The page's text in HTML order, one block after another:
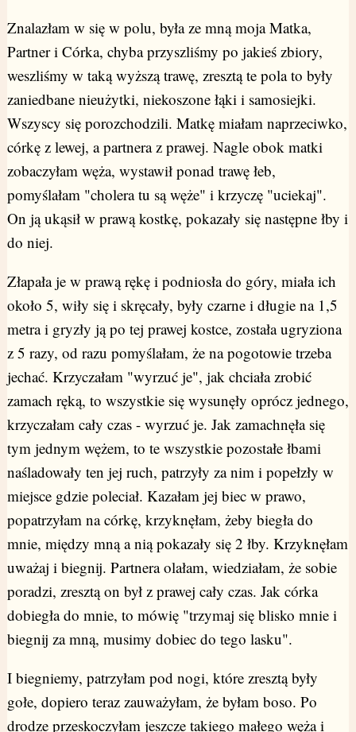
Znalazłam w się w polu, była ze mną moja Matka,
Partner i Córka, chyba przyszliśmy po jakieś zbiory,
weszliśmy w taką wyższą trawę, zresztą te pola to były
zaniedbane nieużytki, niekoszone łąki i samosiejki.
Wszyscy się porozchodzili. Matkę miałam naprzeciwko,
córkę z lewej, a partnera z prawej. Nagle obok matki
zobaczyłam węża, wystawił ponad trawę łeb,
pomyślałam "cholera tu są węże" i krzyczę "uciekaj".
On ją ukąsił w prawą kostkę, pokazały się następne łby i
do niej.
Złapała je w prawą rękę i podniosła do góry, miała ich
około 5, wiły się i skręcały, były czarne i długie na 1,5
metra i gryzły ją po tej prawej kostce, została ugryziona
z 5 razy, od razu pomyślałam, że na pogotowie trzeba
jechać. Krzyczałam "wyrzuć je", jak chciała zrobić
zamach ręką, to wszystkie się wysunęły oprócz jednego,
krzyczałam cały czas - wyrzuć je. Jak zamachnęła się
tym jednym wężem, to te wszystkie pozostałe łbami
naśladowały ten jej ruch, patrzyły za nim i popełzły w
miejsce gdzie poleciał. Kazałam jej biec w prawo,
popatrzyłam na córkę, krzyknęłam, żeby biegła do
mnie, między mną a nią pokazały się 2 łby. Krzyknęłam
uważaj i biegnij. Partnera olałam, wiedziałam, że sobie
poradzi, zresztą on był z prawej cały czas. Jak córka
dobiegła do mnie, to mówię "trzymaj się blisko mnie i
biegnij za mną, musimy dobiec do tego lasku".
I biegniemy, patrzyłam pod nogi, które zresztą były
gołe, dopiero teraz zauważyłam, że byłam boso. Po
drodze przeskoczyłam jeszcze takiego małego węża i